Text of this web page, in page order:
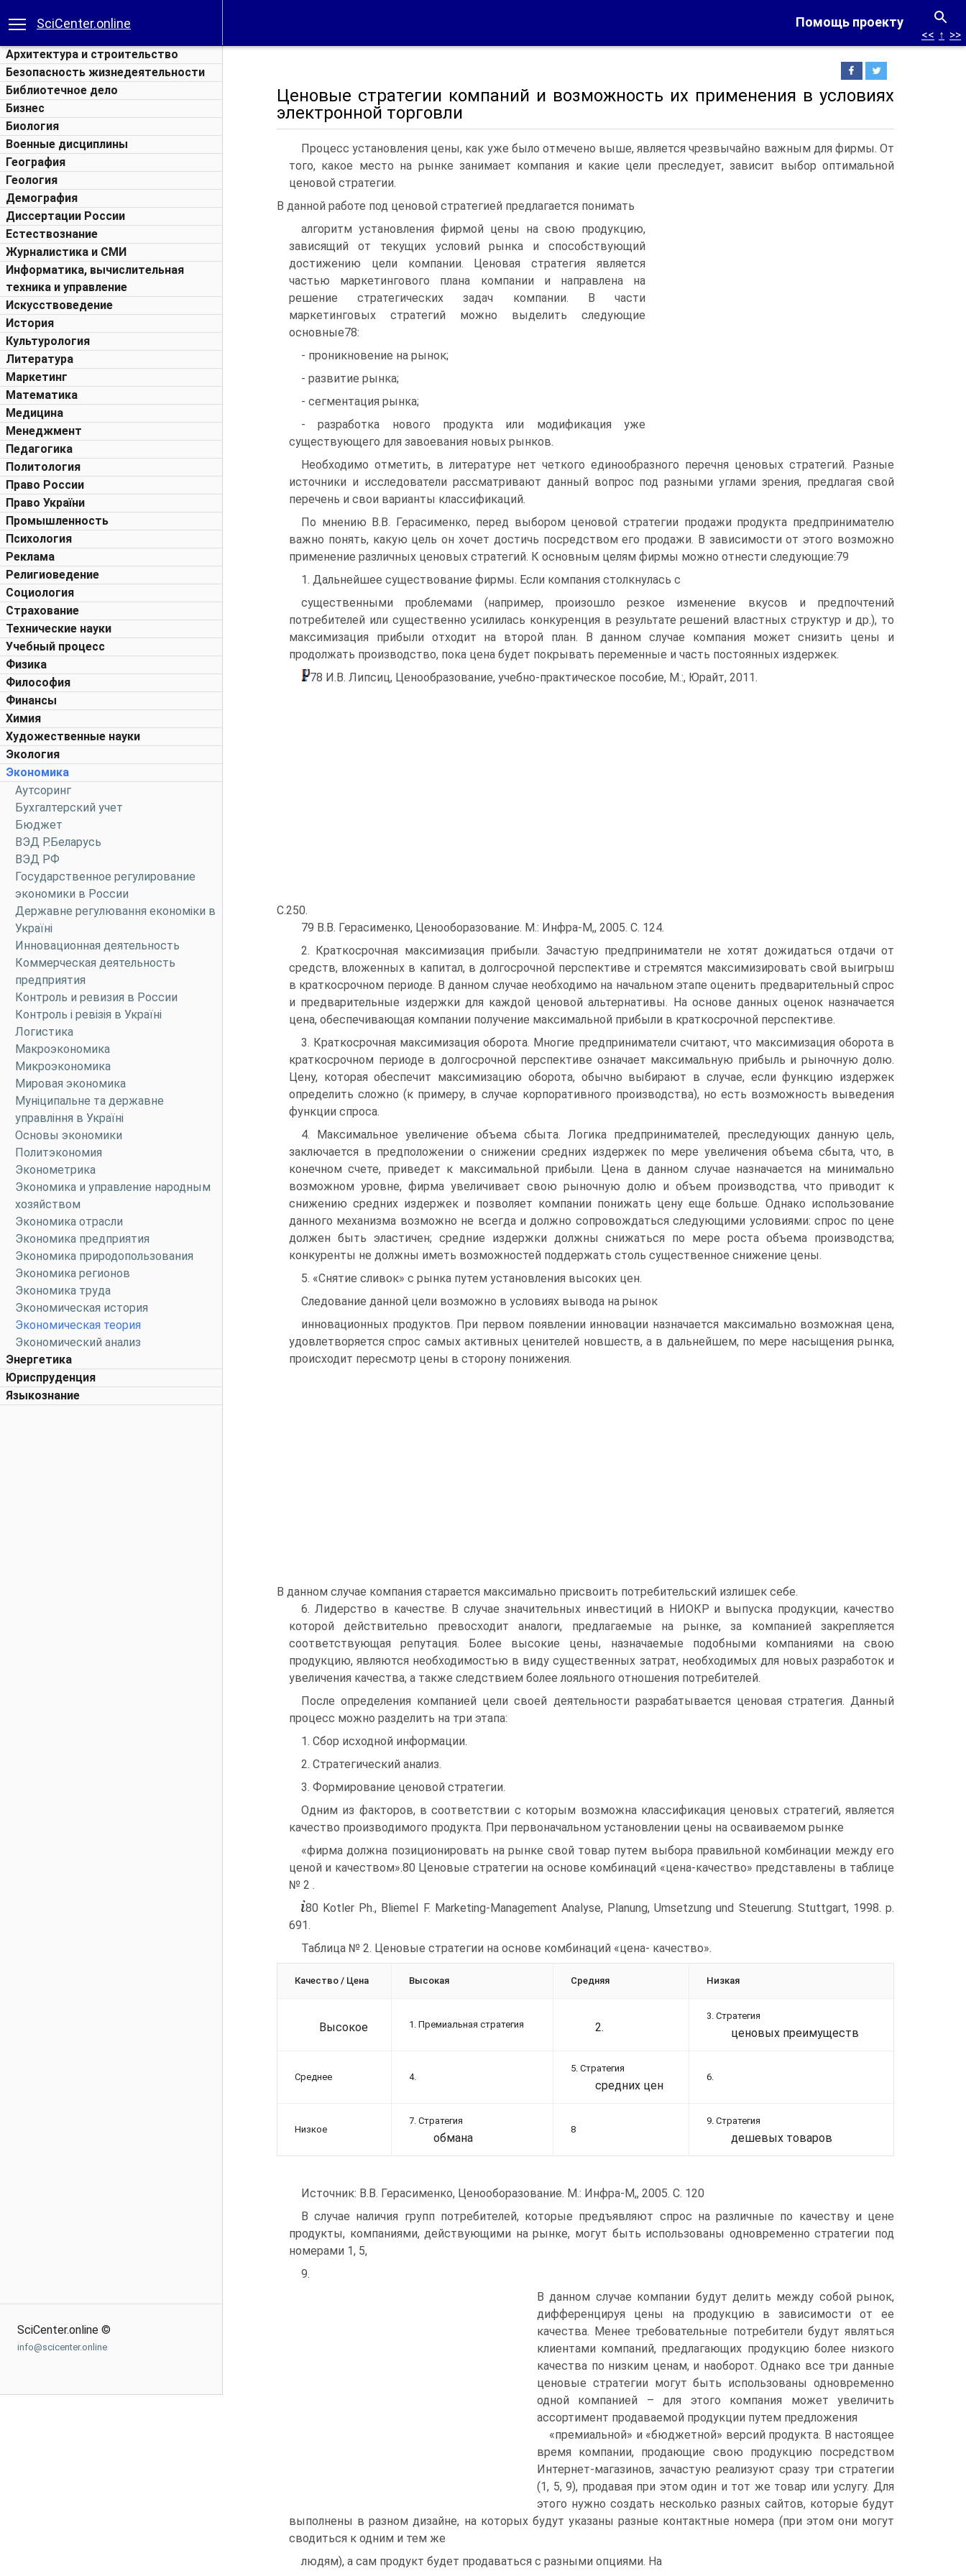
Помощь проекту
SciCenter.online
Архитектура и строительство
Безопасность жизнедеятельности
Библиотечное дело
Бизнес
Биология
Военные дисциплины
География
Геология
Демография
Диссертации России
Естествознание
Журналистика и СМИ
Информатика, вычислительная
техника и управление
Искусствоведение
История
Культурология
Литература
Маркетинг
Математика
Медицина
Менеджмент
Педагогика
Политология
Право России
Право України
Промышленность
Психология
Реклама
Религиоведение
Социология
Страхование
Технические науки
Учебный процесс
Физика
Философия
Финансы
Химия
Художественные науки
Экология
Экономика
Аутсоринг
Бухгалтерский учет
Бюджет
ВЭД Р.Беларусь
ВЭД РФ
Государственное регулирование
экономики в России
Державне регулювання економіки в
Україні
Инновационная деятельность
Коммерческая деятельность
предприятия
Контроль и ревизия в России
Контроль і ревізія в Україні
Логистика
Макроэкономика
Микроэкономика
Мировая экономика
Муніципальне та державне
управління в Україні
Основы экономики
Политэкономия
Эконометрика
Экономика и управление народным
хозяйством
Экономика отрасли
Экономика предприятия
Экономика природопользования
Экономика регионов
Экономика труда
Экономическая история
Экономическая теория
Экономический анализ
Энергетика
Юриспруденция
Языкознание
SciCenter.online ©
info@scicenter.online
<< ↑ >>
Ценовые стратегии компаний и возможность их применения в условиях
электронной торговли
Процесс установления цены, как уже было отмечено выше, является чрезвычайно важным для фирмы. От
того, какое место на рынке занимает компания и какие цели преследует, зависит выбор оптимальной
ценовой стратегии.
В данной работе под ценовой стратегией предлагается понимать
алгоритм установления фирмой цены на свою продукцию,
зависящий от текущих условий рынка и способствующий
достижению цели компании. Ценовая стратегия является
частью маркетингового плана компании и направлена на
решение стратегических задач компании. В части
маркетинговых стратегий можно выделить следующие
основные78:
- проникновение на рынок;
- развитие рынка;
- сегментация рынка;
- разработка нового продукта или модификация уже
существующего для завоевания новых рынков.
Необходимо отметить, в литературе нет четкого единообразного перечня ценовых стратегий. Разные
источники и исследователи рассматривают данный вопрос под разными углами зрения, предлагая свой
перечень и свои варианты классификаций.
По мнению В.В. Герасименко, перед выбором ценовой стратегии продажи продукта предпринимателю
важно понять, какую цель он хочет достичь посредством его продажи. В зависимости от этого возможно
применение различных ценовых стратегий. К основным целям фирмы можно отнести следующие:79
1. Дальнейшее существование фирмы. Если компания столкнулась с
существенными проблемами (например, произошло резкое изменение вкусов и предпочтений
потребителей или существенно усилилась конкуренция в результате решений властных структур и др.), то
максимизация прибыли отходит на второй план. В данном случае компания может снизить цены и
продолжать производство, пока цена будет покрывать переменные и часть постоянных издержек.
78 И.В. Липсиц, Ценообразование, учебно-практическое пособие, М.:, Юрайт, 2011.
С.250.
79 В.В. Герасименко, Ценооборазование. М.: Инфра-М,, 2005. С. 124.
2. Краткосрочная максимизация прибыли. Зачастую предприниматели не хотят дожидаться отдачи от
средств, вложенных в капитал, в долгосрочной перспективе и стремятся максимизировать свой выигрыш
в краткосрочном периоде. В данном случае необходимо на начальном этапе оценить предварительный спрос
и предварительные издержки для каждой ценовой альтернативы. На основе данных оценок назначается
цена, обеспечивающая компании получение максимальной прибыли в краткосрочной перспективе.
3. Краткосрочная максимизация оборота. Многие предприниматели считают, что максимизация оборота в
краткосрочном периоде в долгосрочной перспективе означает максимальную прибыль и рыночную долю.
Цену, которая обеспечит максимизацию оборота, обычно выбирают в случае, если функцию издержек
определить сложно (к примеру, в случае корпоративного производства), но есть возможность выведения
функции спроса.
4. Максимальное увеличение объема сбыта. Логика предпринимателей, преследующих данную цель,
заключается в предположении о снижении средних издержек по мере увеличения объема сбыта, что, в
конечном счете, приведет к максимальной прибыли. Цена в данном случае назначается на минимально
возможном уровне, фирма увеличивает свою рыночную долю и объем производства, что приводит к
снижению средних издержек и позволяет компании понижать цену еще больше. Однако использование
данного механизма возможно не всегда и должно сопровождаться следующими условиями: спрос по цене
должен быть эластичен; средние издержки должны снижаться по мере роста объема производства;
конкуренты не должны иметь возможностей поддержать столь существенное снижение цены.
5. «Снятие сливок» с рынка путем установления высоких цен.
Следование данной цели возможно в условиях вывода на рынок
инновационных продуктов. При первом появлении инновации назначается максимально возможная цена,
удовлетворяется спрос самых активных ценителей новшеств, а в дальнейшем, по мере насыщения рынка,
происходит пересмотр цены в сторону понижения.
В данном случае компания старается максимально присвоить потребительский излишек себе.
6. Лидерство в качестве. В случае значительных инвестиций в НИОКР и выпуска продукции, качество
которой действительно превосходит аналоги, предлагаемые на рынке, за компанией закрепляется
соответствующая репутация. Более высокие цены, назначаемые подобными компаниями на свою
продукцию, являются необходимостью в виду существенных затрат, необходимых для новых разработок и
увеличения качества, а также следствием более лояльного отношения потребителей.
После определения компанией цели своей деятельности разрабатывается ценовая стратегия. Данный
процесс можно разделить на три этапа:
1. Сбор исходной информации.
2. Стратегический анализ.
3. Формирование ценовой стратегии.
Одним из факторов, в соответствии с которым возможна классификация ценовых стратегий, является
качество производимого продукта. При первоначальном установлении цены на осваиваемом рынке
«фирма должна позиционировать на рынке свой товар путем выбора правильной комбинации между его
ценой и качеством».80 Ценовые стратегии на основе комбинаций «цена-качество» представлены в таблице
№ 2 .
80 Kotler Ph., Bliemel F. Marketing-Management Analyse, Planung, Umsetzung und Steuerung. Stuttgart, 1998. p.
691.
Таблица № 2. Ценовые стратегии на основе комбинаций «цена- качество».
Качество / Цена Высокая Средняя Низкая
Высокое 1. Премиальная стратегия 2.
3. Стратегия
ценовых преимуществ
Среднее 4.
5. Стратегия
средних цен
6.
Низкое
7. Стратегия
обмана
8
9. Стратегия
дешевых товаров
Источник: В.В. Герасименко, Ценооборазование. М.: Инфра-М,, 2005. С. 120
В случае наличия групп потребителей, которые предъявляют спрос на различные по качеству и цене
продукты, компаниями, действующими на рынке, могут быть использованы одновременно стратегии под
номерами 1, 5,
9.
В данном случае компании будут делить между собой рынок,
дифференцируя цены на продукцию в зависимости от ее
качества. Менее требовательные потребители будут являться
клиентами компаний, предлагающих продукцию более низкого
качества по низким ценам, и наоборот. Однако все три данные
ценовые стратегии могут быть использованы одновременно
одной компанией – для этого компания может увеличить
ассортимент продаваемой продукции путем предложения
«премиальной» и «бюджетной» версий продукта. В настоящее
время компании, продающие свою продукцию посредством
Интернет-магазинов, зачастую реализуют сразу три стратегии
(1, 5, 9), продавая при этом один и тот же товар или услугу. Для
этого нужно создать несколько разных сайтов, которые будут
выполнены в разном дизайне, на которых будут указаны разные контактные номера (при этом они могут
сводиться к одним и тем же
людям), а сам продукт будет продаваться с разными опциями. На